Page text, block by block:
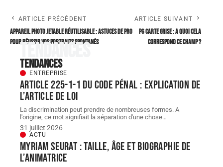
ARTICLE PRÉCÉDENT
Appareil photo jetable réutilisable : astuces de pro
pour réussir vos portraits spontanés
ARTICLE SUIVANT
P6 carte grise : A quoi cela
correspond ce champ ?
Tendances
Tendances
ENTREPRISE
Article 225-1-1 du Code pénal : explication de
l’article de loi
La discrimination peut prendre de nombreuses formes. A
l'origine, ce mot signifiait la séparation d'une chose…
31 juillet 2026
ACTU
Myriam Seurat : taille, âge et biographie de
l’animatrice